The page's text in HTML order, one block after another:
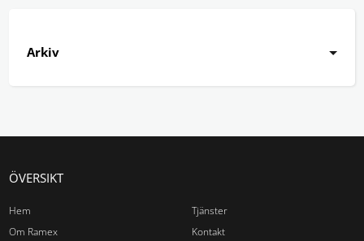
Arkiv
ÖVERSIKT
Hem
Om Ramex
Tjänster
Kontakt